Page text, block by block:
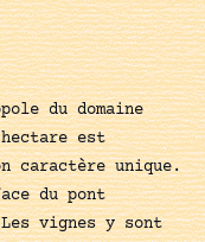
du domaine
est
caractère unique.
du pont
vignes y sont